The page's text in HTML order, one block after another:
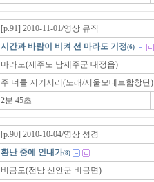
[p.91] 2010-11-01/영상 뮤직
시간과 바람이 비켜 선 마라도 기정(6)
마라도(제주도 남제주군 대정읍)
주 너를 지키시리(노래/서울모테트합창단)
2분 45초
[p.90] 2010-10-04/영상 성경
환난 중에 인내가(8)
비금도(전남 신안군 비금면)